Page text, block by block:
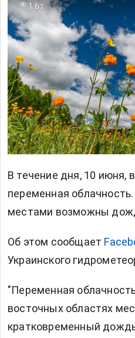
1.6т
В течение дня, 10 июня,
переменная
местами возможны
Об этом сообщает
Украинского
"Переменная
восточных областях
кратковременный